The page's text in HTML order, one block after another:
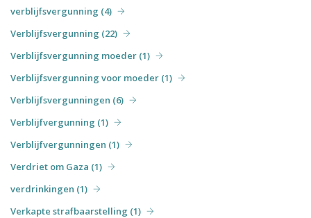
verblijfsvergunning (4)
Verblijfsvergunning (22)
Verblijfsvergunning moeder (1)
Verblijfsvergunning voor moeder (1)
Verblijfsvergunningen (6)
Verblijfvergunning (1)
Verblijfvergunningen (1)
Verdriet om Gaza (1)
verdrinkingen (1)
Verkapte strafbaarstelling (1)